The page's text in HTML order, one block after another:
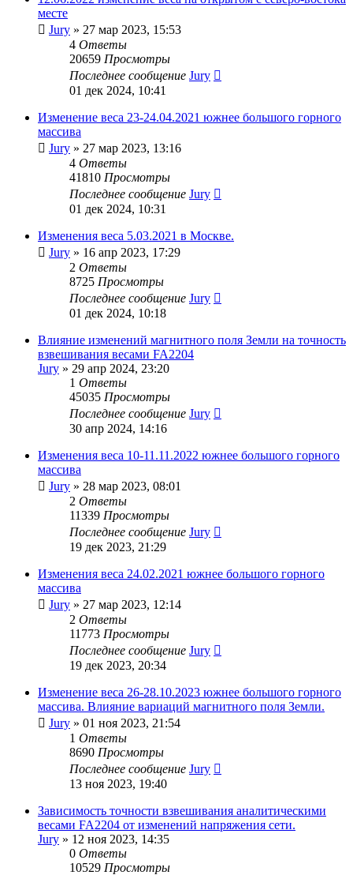
месте
Jury » 27 мар 2023, 15:53
4 Ответы
20659 Просмотры
Последнее сообщение Jury
01 дек 2024, 10:41
Изменение веса 23-24.04.2021 южнее большого горного
массива
Jury » 27 мар 2023, 13:16
4 Ответы
41810 Просмотры
Последнее сообщение Jury
01 дек 2024, 10:31
Изменения веса 5.03.2021 в Москве.
Jury » 16 апр 2023, 17:29
2 Ответы
8725 Просмотры
Последнее сообщение Jury
01 дек 2024, 10:18
Влияние изменений магнитного поля Земли на точность
взвешивания весами FA2204
Jury » 29 апр 2024, 23:20
1 Ответы
45035 Просмотры
Последнее сообщение Jury
30 апр 2024, 14:16
Изменения веса 10-11.11.2022 южнее большого горного
массива
Jury » 28 мар 2023, 08:01
2 Ответы
11339 Просмотры
Последнее сообщение Jury
19 дек 2023, 21:29
Изменения веса 24.02.2021 южнее большого горного
массива
Jury » 27 мар 2023, 12:14
2 Ответы
11773 Просмотры
Последнее сообщение Jury
19 дек 2023, 20:34
Изменение веса 26-28.10.2023 южнее большого горного
массива. Влияние вариаций магнитного поля Земли.
Jury » 01 ноя 2023, 21:54
1 Ответы
8690 Просмотры
Последнее сообщение Jury
13 ноя 2023, 19:40
Зависимость точности взвешивания аналитическими
весами FA2204 от изменений напряжения сети.
Jury » 12 ноя 2023, 14:35
0 Ответы
10529 Просмотры